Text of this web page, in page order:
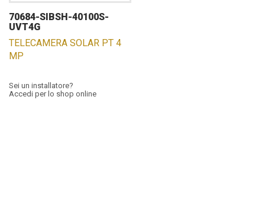
70684-SIBSH-40100S-
UVT4G
TELECAMERA SOLAR PT 4
MP
Sei un installatore?
Accedi per lo shop online